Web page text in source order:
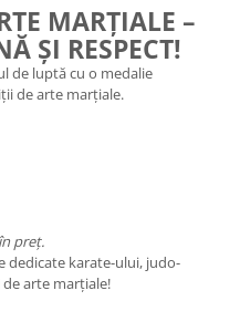
MARȚIALE –
ȘI RESPECT!
de luptă cu o medalie
de arte marțiale.
preț.
dedicate karate-ului, judo-
arte marțiale!